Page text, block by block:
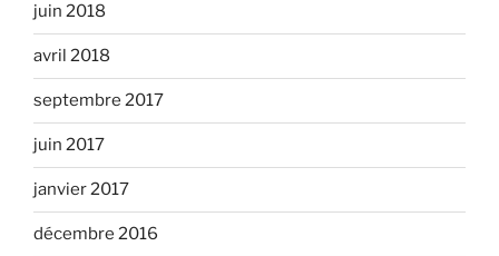
juin 2018
avril 2018
septembre 2017
juin 2017
janvier 2017
décembre 2016